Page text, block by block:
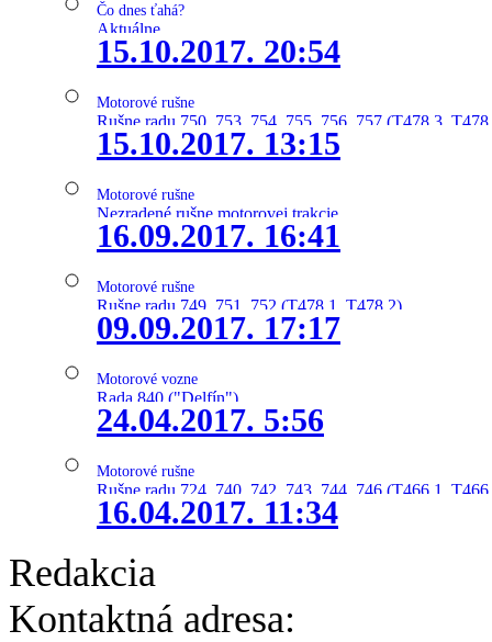
Čo dnes ťahá?
Aktuálne
15.10.2017. 20:54
Motorové rušne
Rušne radu 750, 753, 754, 755, 756, 757 (T478.3,
15.10.2017. 13:15
Motorové rušne
Nezradené rušne motorovej trakcie
16.09.2017. 16:41
Motorové rušne
Rušne radu 749, 751, 752 (T478.1, T478.2)
09.09.2017. 17:17
Motorové vozne
Rada 840 ("Delfín")
24.04.2017. 5:56
Motorové rušne
Rušne radu 724, 740, 742, 743, 744, 746 (T466.1,
16.04.2017. 11:34
Redakcia
Kontaktná adresa: